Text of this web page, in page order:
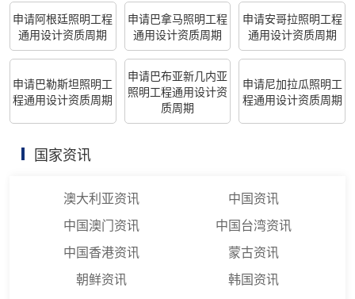
申请阿根廷照明工程
通用设计资质周期
申请巴拿马照明工程
通用设计资质周期
申请安哥拉照明工程
通用设计资质周期
申请巴勒斯坦照明工
程通用设计资质周期
申请巴布亚新几内亚
照明工程通用设计资
质周期
申请尼加拉瓜照明工
程通用设计资质周期
国家资讯
澳大利亚资讯
中国资讯
中国澳门资讯
中国台湾资讯
中国香港资讯
蒙古资讯
朝鲜资讯
韩国资讯